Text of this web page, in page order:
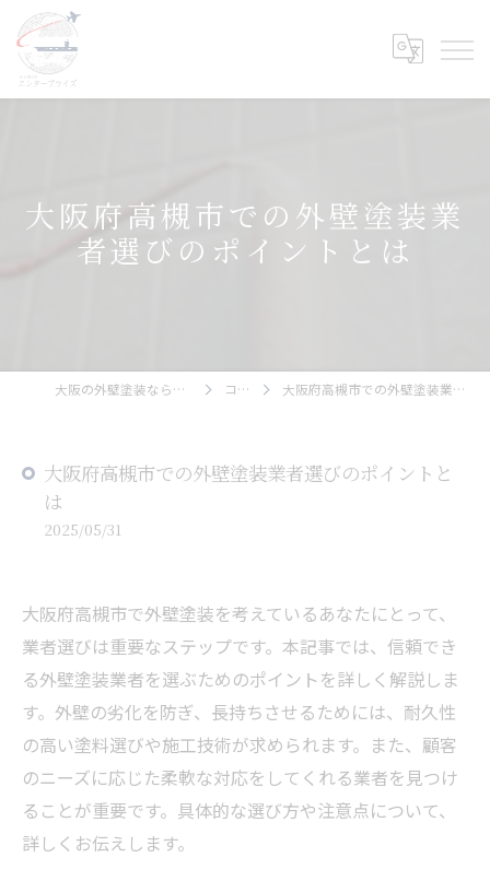
大阪府高槻市での外壁塗装業
者選びのポイントとは
大阪の外壁塗装ならエンタープライズ コラム 大阪府高槻市での外壁塗装業者選びのポイントとは
大阪府高槻市での外壁塗装業者選びのポイントと
は
2025/05/31
大阪府高槻市で外壁塗装を考えているあなたにとって、
業者選びは重要なステップです。本記事では、信頼でき
る外壁塗装業者を選ぶためのポイントを詳しく解説しま
す。外壁の劣化を防ぎ、長持ちさせるためには、耐久性
の高い塗料選びや施工技術が求められます。また、顧客
のニーズに応じた柔軟な対応をしてくれる業者を見つけ
ることが重要です。具体的な選び方や注意点について、
詳しくお伝えします。